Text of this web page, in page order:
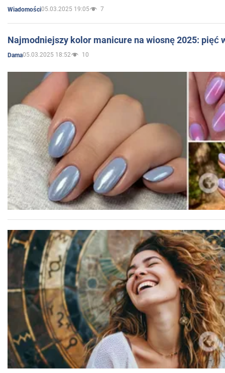
Wiadomości05.03.2025 19:05 7
Najmodniejszy kolor manicure na wiosnę 2025: pięć
Dama05.03.2025 18:52 10